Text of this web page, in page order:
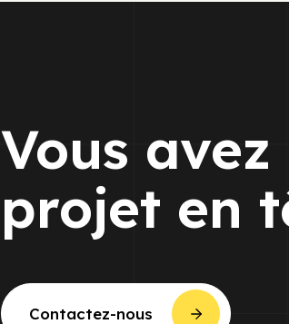
Vous avez
projet en
Contactez-nous